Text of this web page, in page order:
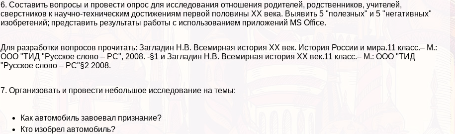
6. Составить вопросы и провести опрос для исследования отношения родителей, родственников, учителей,
сверстников к научно-техническим достижениям первой половины XX века. Выявить 5 "полезных" и 5 "негативных"
изобретений; представить результаты работы с использованием приложений MS Office.
Для разработки вопросов прочитать: Загладин Н.В. Всемирная история XX век. История России и мира.11 класс.– М.:
ООО "ТИД "Русское слово – РС", 2008. -§1 и Загладин Н.В. Всемирная история XX век.11 класс.– М.: ООО "ТИД
"Русское слово – РС"§2 2008.
7. Организовать и провести небольшое исследование на темы:
Как автомобиль завоевал признание?
Кто изобрел автомобиль?